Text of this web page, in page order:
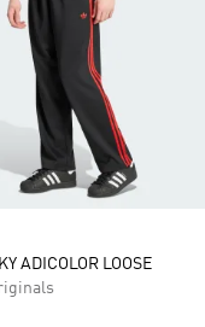
ADICOLOR LOOSE